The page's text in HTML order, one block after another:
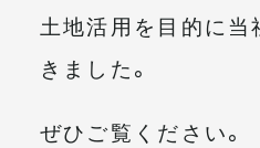
土地活用を目的に
きました。
ぜひご覧ください。